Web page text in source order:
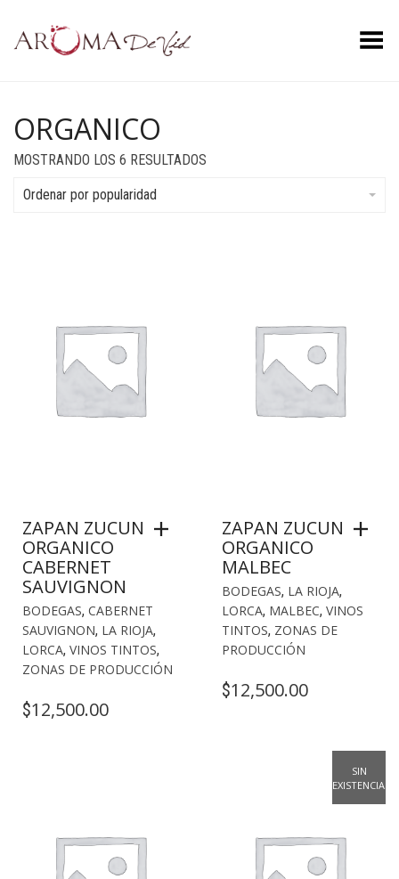
Menú
ORGANICO
MOSTRANDO LOS 6 RESULTADOS
Ordenar por popularidad
ZAPAN ZUCUN
ORGANICO
CABERNET
SAUVIGNON
BODEGAS, CABERNET
SAUVIGNON, LA RIOJA,
LORCA, VINOS TINTOS,
ZONAS DE PRODUCCIÓN
$12,500.00
ZAPAN ZUCUN
ORGANICO
MALBEC
BODEGAS, LA RIOJA,
LORCA, MALBEC, VINOS
TINTOS, ZONAS DE
PRODUCCIÓN
$12,500.00
SIN
EXISTENCIAS